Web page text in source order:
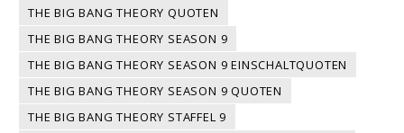
THE BIG BANG THEORY QUOTEN
THE BIG BANG THEORY SEASON 9
THE BIG BANG THEORY SEASON 9 EINSCHALTQUOTEN
THE BIG BANG THEORY SEASON 9 QUOTEN
THE BIG BANG THEORY STAFFEL 9